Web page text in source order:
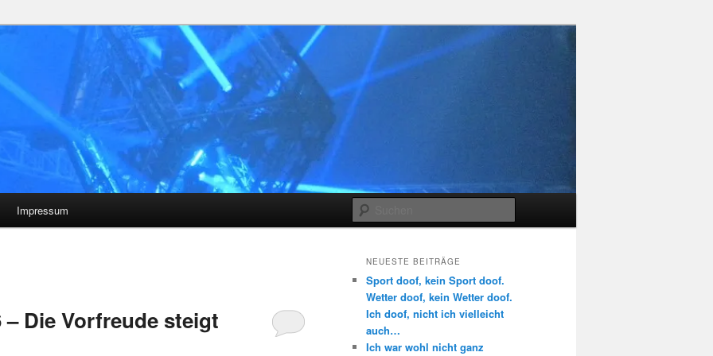
Impressum
– Die Vorfreude steigt
NEUESTE BEITRÄGE
Sport doof, kein Sport doof.
Wetter doof, kein Wetter doof.
Ich doof, nicht ich vielleicht
auch…
Ich war wohl nicht ganz